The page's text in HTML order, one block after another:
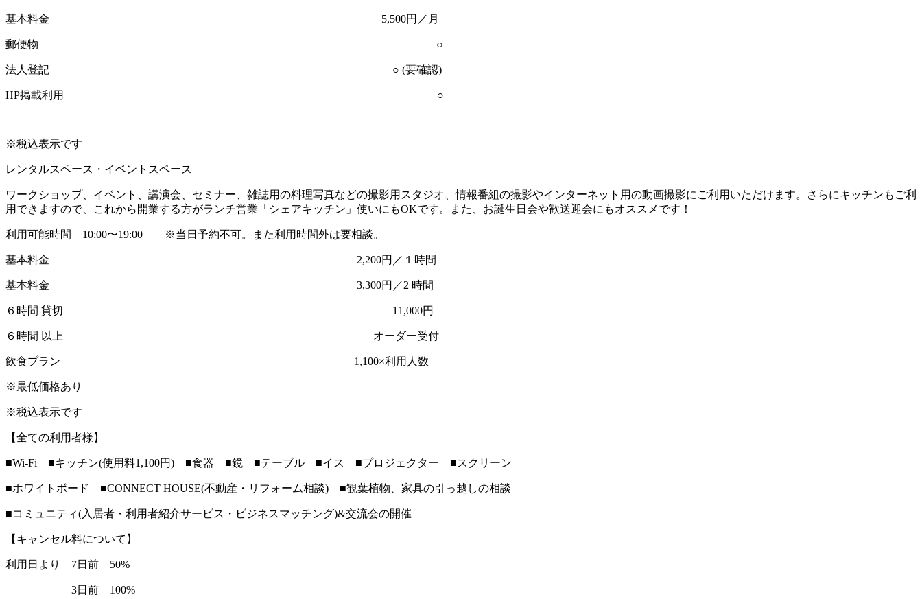
基本料金 5,500円／月
郵便物 ○
法人登記 ○ (要確認)
HP掲載利用 ○
※税込表示です
レンタルスペース・イベントスペース
ワークショップ、イベント、講演会、セミナー、雑誌用の料理写真などの撮影用スタジオ、情報番組の撮影やインターネット用の動画撮影にご利用いただけます。さらにキッチンもご利
用できますので、これから開業する方がランチ営業「シェアキッチン」使いにもOKです。また、お誕生日会や歓送迎会にもオススメです！
利用可能時間 10:00〜19:00 ※当日予約不可。また利用時間外は要相談。
基本料金 2,200円／１時間
基本料金 3,300円／2 時間
６時間 貸切 11,000円
６時間 以上 オーダー受付
飲食プラン 1,100×利用人数
※最低価格あり
※税込表示です
【全ての利用者様】
■Wi-Fi ■キッチン(使用料1,100円) ■食器 ■鏡 ■テーブル ■イス ■プロジェクター ■スクリーン
■ホワイトボード ■CONNECT HOUSE(不動産・リフォーム相談) ■観葉植物、家具の引っ越しの相談
■コミュニティ(入居者・利用者紹介サービス・ビジネスマッチング)&交流会の開催
【キャンセル料について】
利用日より 7日前 50%
3日前 100%